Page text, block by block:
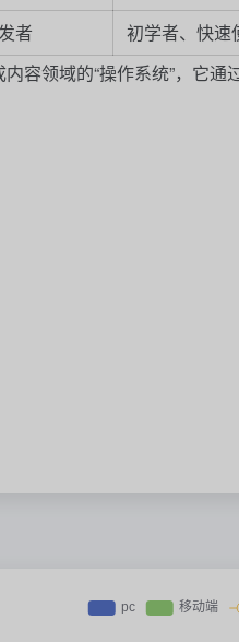
者 初学者、快速
容领域的“操作系统”，它